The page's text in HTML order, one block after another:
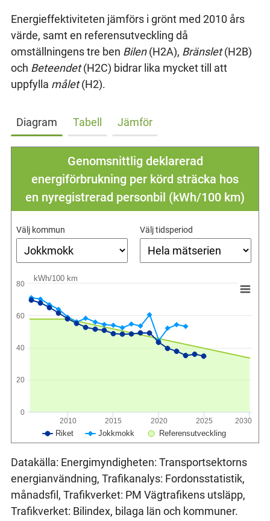
Energieffektiviteten jämförs i grönt med 2010 års
värde, samt en referensutveckling då
omställningens tre ben Bilen(H2A), Bränslet(H2B)
och Beteendet(H2C) bidrar lika mycket till att
uppfylla målet(H2).
Diagram Tabell Jämför
Genomsnittlig deklarerad
energiförbrukning per körd sträcka hos
en nyregistrerad personbil (kWh/100 km)
Välj kommun Välj tidsperiod
kWh/100 km
Riket Jokkmokk Referensutveckling
2010 2015 2020 2025 2030
0
20
40
60
80
Datakälla: Energimyndigheten: Transportsektorns
energianvändning, Trafikanalys: Fordonsstatistik,
månadsfil, Trafikverket: PM Vägtrafikens utsläpp,
Trafikverket: Bilindex, bilaga län och kommuner.